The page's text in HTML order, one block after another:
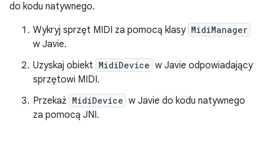
do kodu natywnego.
Wykryj sprzęt MIDI za pomocą klasy MidiManager
w Javie.
Uzyskaj obiekt MidiDevice w Javie odpowiadający
sprzętowi MIDI.
Przekaż MidiDevice w Javie do kodu natywnego
za pomocą JNI.